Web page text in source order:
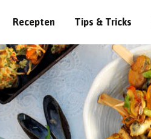
Recepten Tips & Tricks